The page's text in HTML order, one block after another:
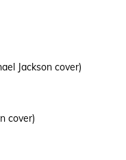
Jackson cover)
cover)